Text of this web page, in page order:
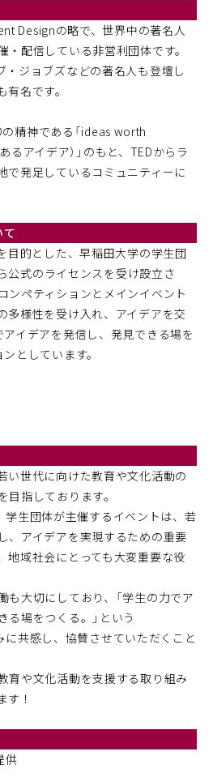
Designの略で、世界中の著名人
・配信している非営利団体です。
・ジョブズなどの著名人も登壇し
名です。
の精神である「ideas worth
るアイデア）」のもと、TEDからラ
で発足しているコミュニティーに
て
目的とした、早稲田大学の学生団
公式のライセンスを受け設立さ
ンペティションとメインイベント
多様性を受け入れ、アイデアを交
イデアを発信し、発見できる場を
としています。
い世代に向けた教育や文化活動の
指しております。
学生団体が主催するイベントは、若
、アイデアを実現するための重要
地域社会にとっても大変重要な役
も大切にしており、「学生の力でア
場をつくる。」という
共感し、協賛させていただくこと
育や文化活動を支援する取り組み
す！
供